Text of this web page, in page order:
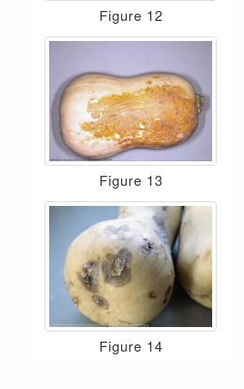
Figure 12
Figure 13
Figure 14